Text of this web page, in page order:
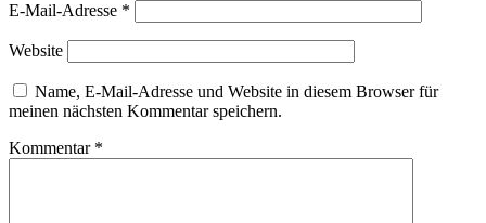
E-Mail-Adresse *
Website
Name, E-Mail-Adresse und Website in diesem Browser für
meinen nächsten Kommentar speichern.
Kommentar *